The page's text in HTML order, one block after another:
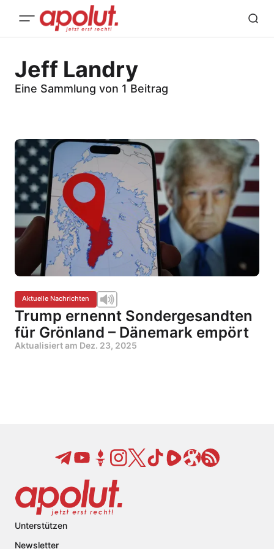
Jeff Landry
Eine Sammlung von 1 Beitrag
Aktuelle Nachrichten
Trump ernennt Sondergesandten
für Grönland – Dänemark empört
Aktualisiert am Dez. 23, 2025
Unterstützen
Newsletter